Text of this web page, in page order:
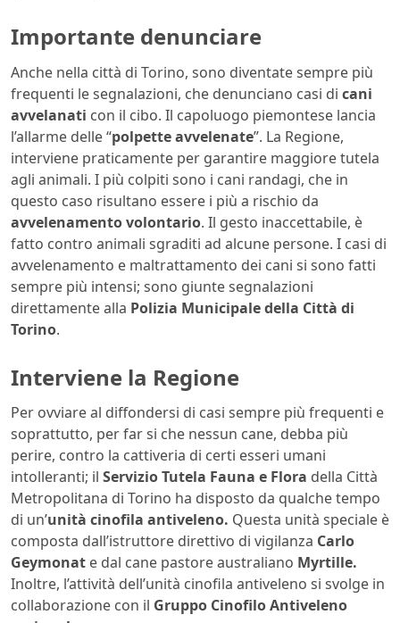
Importante denunciare
Anche nella città di Torino, sono diventate sempre più
frequenti le segnalazioni, che denunciano casi di cani
avvelanati con il cibo. Il capoluogo piemontese lancia
l’allarme delle “polpette avvelenate”. La Regione,
interviene praticamente per garantire maggiore tutela
agli animali. I più colpiti sono i cani randagi, che in
questo caso risultano essere i più a rischio da
avvelenamento volontario. Il gesto inaccettabile, è
fatto contro animali sgraditi ad alcune persone. I casi di
avvelenamento e maltrattamento dei cani si sono fatti
sempre più intensi; sono giunte segnalazioni
direttamente alla Polizia Municipale della Città di
Torino.
Interviene la Regione
Per ovviare al diffondersi di casi sempre più frequenti e
soprattutto, per far si che nessun cane, debba più
perire, contro la cattiveria di certi esseri umani
intolleranti; il Servizio Tutela Fauna e Flora della Città
Metropolitana di Torino ha disposto da qualche tempo
di un’unità cinofila antiveleno. Questa unità speciale è
composta dall’istruttore direttivo di vigilanza Carlo
Geymonat e dal cane pastore australiano Myrtille.
Inoltre, l’attività dell’unità cinofila antiveleno si svolge in
collaborazione con il Gruppo Cinofilo Antiveleno